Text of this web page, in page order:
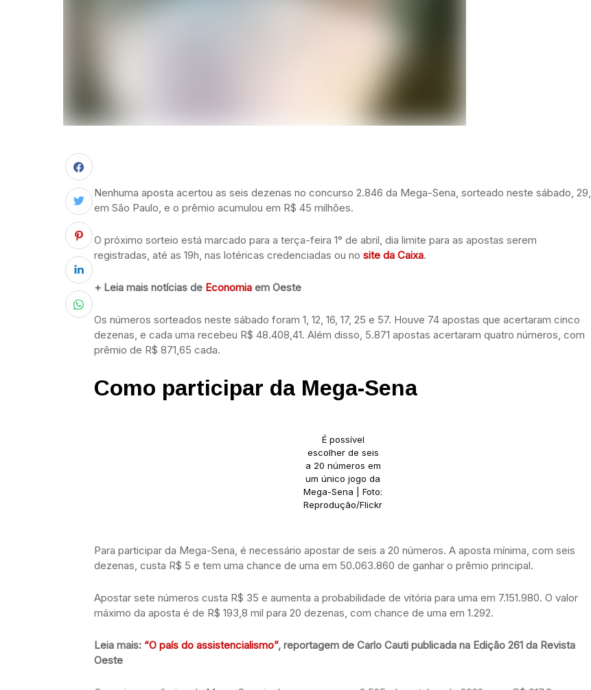
Nenhuma aposta acertou as seis dezenas no concurso 2.846 da Mega-Sena, sorteado neste sábado, 29,
em São Paulo, e o prêmio acumulou em R$ 45 milhões.
O próximo sorteio está marcado para a terça-feira 1° de abril, dia limite para as apostas serem
registradas, até as 19h, nas lotéricas credenciadas ou no site da Caixa.
+ Leia mais notícias de Economia em Oeste
Os números sorteados neste sábado foram 1, 12, 16, 17, 25 e 57. Houve 74 apostas que acertaram cinco
dezenas, e cada uma recebeu R$ 48.408,41. Além disso, 5.871 apostas acertaram quatro números, com
prêmio de R$ 871,65 cada.
Como participar da Mega-Sena
É possível
escolher de seis
a 20 números em
um único jogo da
Mega-Sena | Foto:
Reprodução/Flickr
Para participar da Mega-Sena, é necessário apostar de seis a 20 números. A aposta mínima, com seis
dezenas, custa R$ 5 e tem uma chance de uma em 50.063.860 de ganhar o prêmio principal.
Apostar sete números custa R$ 35 e aumenta a probabilidade de vitória para uma em 7.151.980. O valor
máximo da aposta é de R$ 193,8 mil para 20 dezenas, com chance de uma em 1.292.
Leia mais: “O país do assistencialismo”, reportagem de Carlo Cauti publicada na Edição 261 da Revista
Oeste